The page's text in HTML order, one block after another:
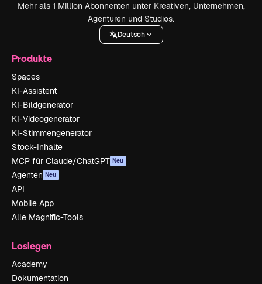
Mehr als 1 Million Abonnenten unter Kreativen, Unternehmen,
Agenturen und Studios.
Deutsch
Produkte
Spaces
KI-Assistent
KI-Bildgenerator
KI-Videogenerator
KI-Stimmengenerator
Stock-Inhalte
MCP für Claude/ChatGPT Neu
Agenten Neu
API
Mobile App
Alle Magnific-Tools
Loslegen
Academy
Dokumentation